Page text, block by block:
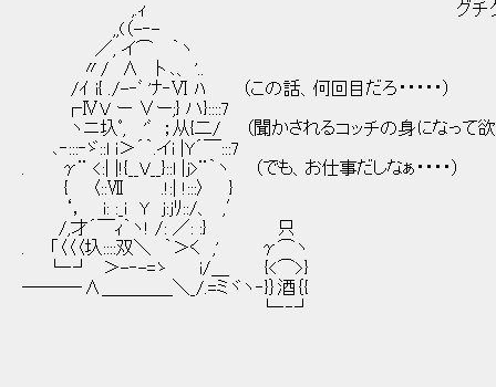
,.ｨ グチグ
,,(（-‐- グ
／, イ⌒ ｀ヽ
〃/ ∧ 卜､、 '.. グチ
/ｲ i{ ./-‐ﾞ 'ﾅ‐Ⅵ ﾊ （この話、何回目だろ・・・・・）
┌ⅣV ー ∨ー;} ハ}::::7
ヽニ圦ﾟ, 'ﾞ ；从{二/ （聞かされるコッチの
､‐:::‐ゞ::l i＞´｀.イi |Y´￣:::7
. γ¨ <:| |!{__V__}::l |j>¨｀ヽ （でも、お仕事だしな
{ 〈::Ⅶ .!:| !:::〉 }
‘， i: :_i Y j:jﾘ::/、 ,′
/,才´￣ｨ｀ヽ! /: ／: :} 只
. 「〈〈〈圦::::双＼ ｀＞く
└‐┘ ＞-‐-=ゝ i/＿ {<⌒>}
―――‐∧＿＿＿＿＼_/.=ミ
└‐‐┘